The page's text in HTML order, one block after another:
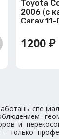
Toyota
2006 (с
Carav 11-
1200 ₽
и
– только